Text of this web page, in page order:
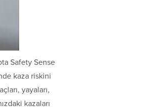
Safety Sense
kaza riskini
yayaları,
kazaları